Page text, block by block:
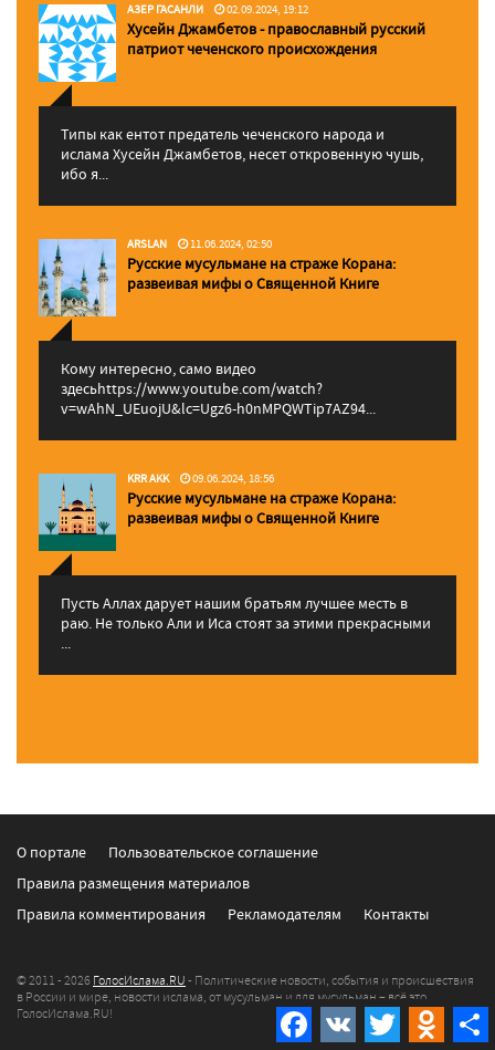
АЗЕР ГАСАНЛИ 02.09.2024, 19:12
Хусейн Джамбетов - православный русский
патриот чеченского происхождения
Типы как ентот предатель чеченского народа и
ислама Хусейн Джамбетов, несет откровенную чушь,
ибо я...
ARSLAN 11.06.2024, 02:50
Русские мусульмане на страже Корана:
pазвеивая мифы о Священной Книге
Кому интересно, само видео
здесьhttps://www.youtube.com/watch?
v=wAhN_UEuojU&lc=Ugz6-h0nMPQWTip7AZ94...
KRR AKK 09.06.2024, 18:56
Русские мусульмане на страже Корана:
pазвеивая мифы о Священной Книге
Пусть Аллах дарует нашим братьям лучшее месть в
раю. Не только Али и Иса стоят за этими прекрасными
...
Facebook
VK Twitter
О портале
Пользовательское соглашение
Правила размещения материалов
Правила комментирования
Рекламодателям Контакты
© 2011 - 2026 ГолосИслама.RU - Политические новости, события и происшествия
в России и мире, новости ислама, от мусульман и для мусульман – всё это
ГолосИслама.RU!